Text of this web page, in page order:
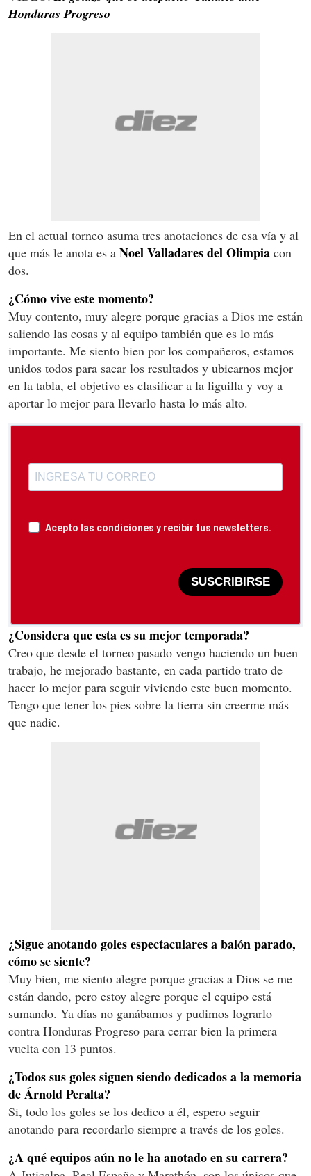
Honduras Progreso
En el actual torneo asuma tres anotaciones de esa vía y al
que más le anota es a Noel Valladares del Olimpia con
dos.
¿Cómo vive este momento?
Muy contento, muy alegre porque gracias a Dios me están
saliendo las cosas y al equipo también que es lo más
importante. Me siento bien por los compañeros, estamos
unidos todos para sacar los resultados y ubicarnos mejor
en la tabla, el objetivo es clasificar a la liguilla y voy a
aportar lo mejor para llevarlo hasta lo más alto.
Acepto las condiciones y recibir tus newsletters.
SUSCRIBIRSE
¿Considera que esta es su mejor temporada?
Creo que desde el torneo pasado vengo haciendo un buen
trabajo, he mejorado bastante, en cada partido trato de
hacer lo mejor para seguir viviendo este buen momento.
Tengo que tener los pies sobre la tierra sin creerme más
que nadie.
¿Sigue anotando goles espectaculares a balón parado,
cómo se siente?
Muy bien, me siento alegre porque gracias a Dios se me
están dando, pero estoy alegre porque el equipo está
sumando. Ya días no ganábamos y pudimos lograrlo
contra Honduras Progreso para cerrar bien la primera
vuelta con 13 puntos.
¿Todos sus goles siguen siendo dedicados a la memoria
de Árnold Peralta?
Si, todo los goles se los dedico a él, espero seguir
anotando para recordarlo siempre a través de los goles.
¿A qué equipos aún no le ha anotado en su carrera?